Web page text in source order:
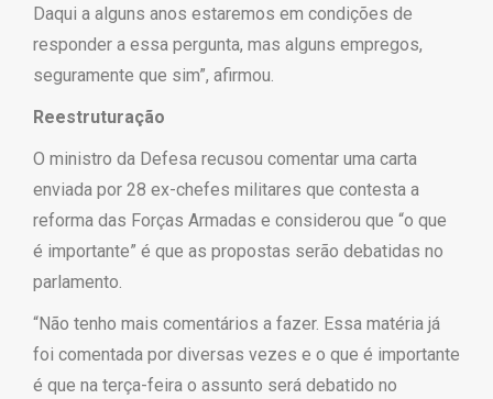
Daqui a alguns anos estaremos em condições de
responder a essa pergunta, mas alguns empregos,
seguramente que sim”, afirmou.
Reestruturação
O ministro da Defesa recusou comentar uma carta
enviada por 28 ex-chefes militares que contesta a
reforma das Forças Armadas e considerou que “o que
é importante” é que as propostas serão debatidas no
parlamento.
“Não tenho mais comentários a fazer. Essa matéria já
foi comentada por diversas vezes e o que é importante
é que na terça-feira o assunto será debatido no